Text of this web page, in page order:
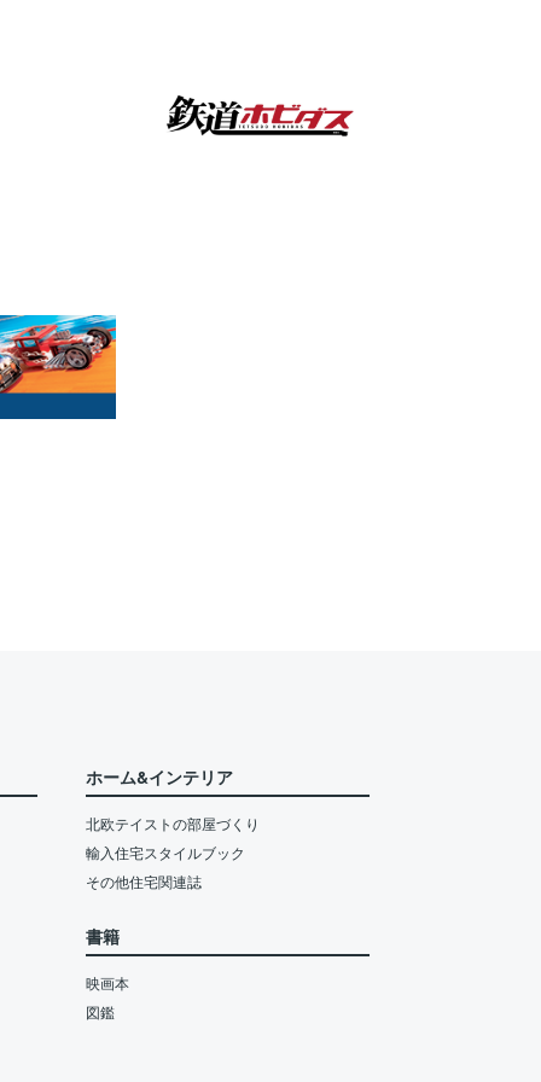
ホーム&インテリア
北欧テイストの部屋づくり
輸入住宅スタイルブック
その他住宅関連誌
書籍
映画本
図鑑